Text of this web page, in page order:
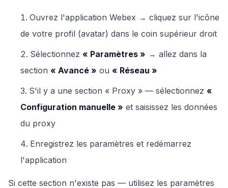
Ouvrez l'application Webex → cliquez sur l'icône
de votre profil (avatar) dans le coin supérieur droit
Sélectionnez « Paramètres » → allez dans la
section « Avancé » ou « Réseau »
S'il y a une section « Proxy » — sélectionnez «
Configuration manuelle » et saisissez les données
du proxy
Enregistrez les paramètres et redémarrez
l'application
Si cette section n'existe pas — utilisez les paramètres